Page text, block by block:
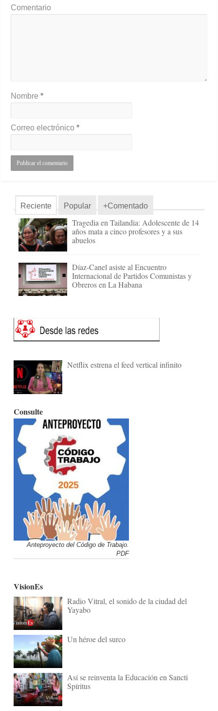
Comentario
Nombre*
Correo electrónico*
Reciente Popular +Comentado
Tragedia en Tailandia: Adolescente de 14
años mata a cinco profesores y a sus
abuelos
Díaz-Canel asiste al Encuentro
Internacional de Partidos Comunistas y
Obreros en La Habana
Netflix estrena el feed vertical infinito
Consulte
Anteproyecto del Código de Trabajo.
PDF
VisionEs
Radio Vitral, el sonido de la ciudad del
Yayabo
Un héroe del surco
Así se reinventa la Educación en Sancti
Spíritus